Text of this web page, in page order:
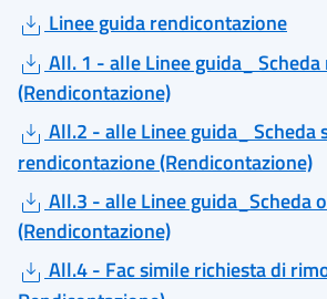
Linee guida rendicontazione
All. 1 - alle Linee guida_
(Rendicontazione)
All.2 - alle Linee guida_ Scheda
rendicontazione (Rendicontazione)
All.3 - alle Linee guida_Scheda
(Rendicontazione)
All.4 - Fac simile richiesta di